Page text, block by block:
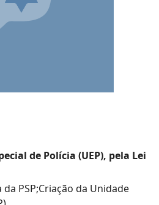
de Polícia (UEP), pela Lei
PSP;Criação da Unidade